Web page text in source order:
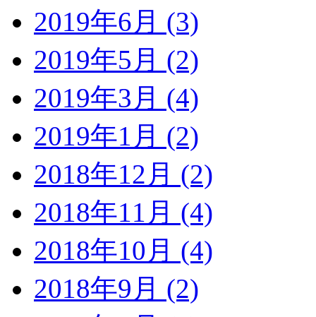
2019年6月 (3)
2019年5月 (2)
2019年3月 (4)
2019年1月 (2)
2018年12月 (2)
2018年11月 (4)
2018年10月 (4)
2018年9月 (2)